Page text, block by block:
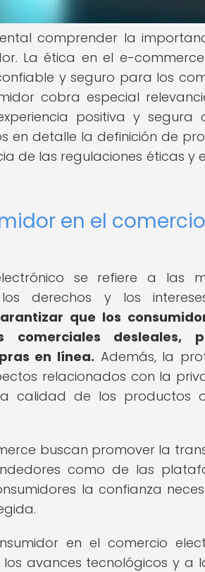
comprender la
La ética en el e-
y seguro para los
cobra especial
positiva y segura
en detalle la definición de
de las regulaciones éticas y
en el comercio
se refiere a las
derechos y los
que los
desleales,
en línea. Además, la
relacionados con la
calidad de los productos o
buscan promover la
como de las
la confianza
en el comercio
avances tecnológicos y a